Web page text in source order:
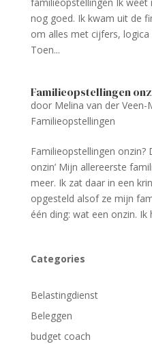
nog goed. Ik kwam uit de
om alles met cijfers,
Toen...
Familieopstellingen
door Melina van der Veen-
Familieopstellingen
Familieopstellingen onzin?
onzin’ Mijn allereerste
meer. Ik zat daar in een
opgesteld alsof ze mijn
één ding: wat een onzin. Ik
Categories
Belastingdienst
Beleggen
budget coach